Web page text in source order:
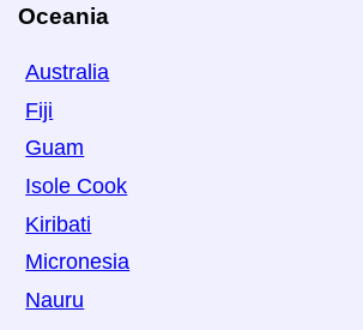
Oceania
Australia
Fiji
Guam
Isole Cook
Kiribati
Micronesia
Nauru